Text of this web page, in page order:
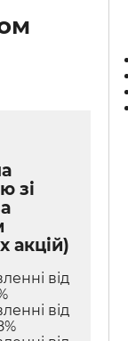
зі
акцій)
від
від